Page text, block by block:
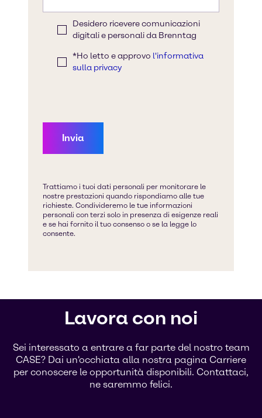
Lavora con noi
Sei interessato a entrare a far parte del nostro team
CASE? Dai un'occhiata alla nostra pagina Carriere
per conoscere le opportunità disponibili. Contattaci,
ne saremmo felici.